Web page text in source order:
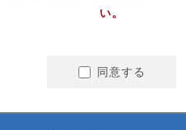
い。
同意する